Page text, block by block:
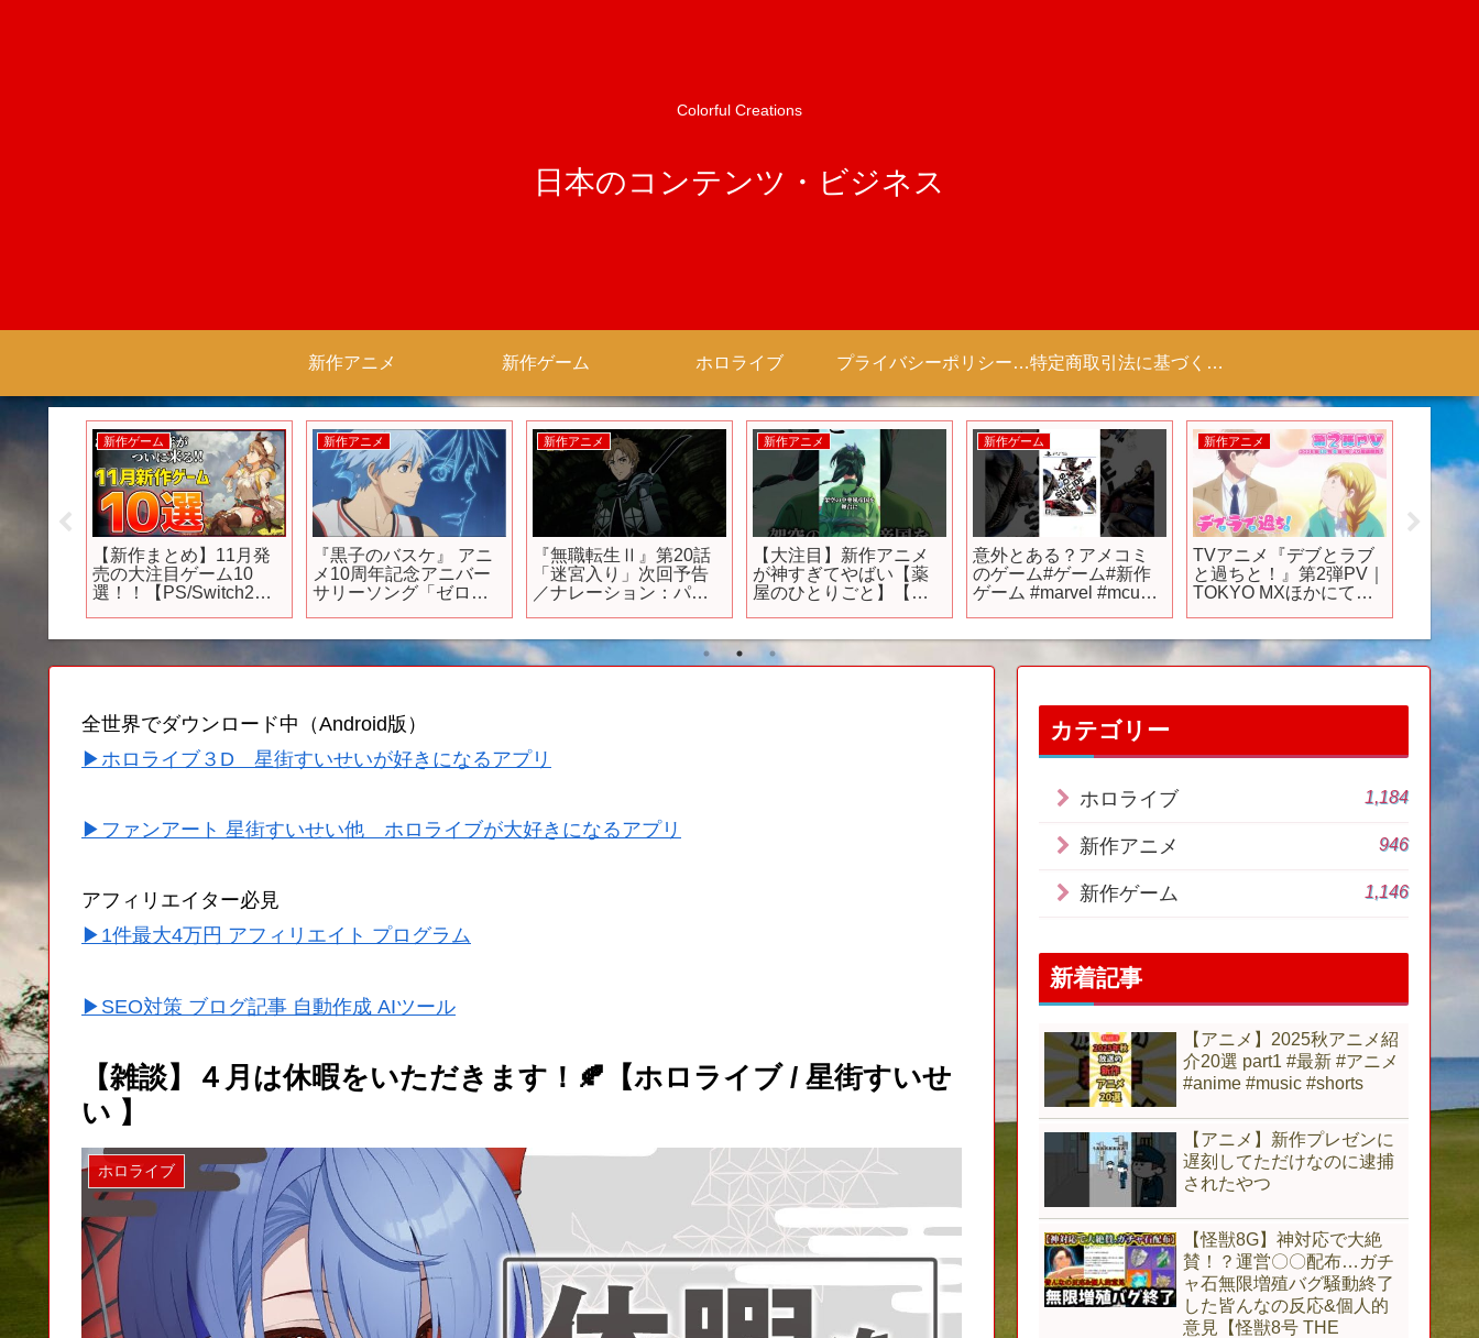
Colorful Creations
日本のコンテンツ・ビジネス
新作アニメ 新作ゲーム ホロライブ プライバシーポリシー 【Colorful Creation】 特定商取引法に基づく表記（商取引に関する開示）
新作ゲーム
【新作まとめ】11月発
売の大注目ゲーム10
選！！【PS/Switch2】
新作アニメ
『黒子のバスケ』 アニ
メ10周年記念アニバー
サリーソング「ゼロス
ビデオshort ver.
新作アニメ
『無職転生Ⅱ』第20話
「迷宮入り」次回予告
／ナレーション：パウ
新作アニメ
【大注目】新作アニメ
が神すぎてやばい【薬
屋のひとりごと】【推
メ】#shorts
新作ゲーム
意外とある？アメコミ
のゲーム#ゲーム#新作
ゲーム #marvel #mcu
新作アニメ
TVアニメ『デブとラブ
と過ちと！』第2弾PV｜
TOKYO MXほかにて
スにて配信開始！
め #fyp
全世界でダウンロード中（Android版）
▶ホロライブ３D 星街すいせいが好きになるアプリ
▶ファンアート 星街すいせい他 ホロライブが大好きになるアプリ
アフィリエイター必見
▶1件最大4万円 アフィリエイト プログラム
▶SEO対策 ブログ記事 自動作成 AIツール
【雑談】４月は休暇をいただきます！🍂【ホロライブ / 星街すいせ
い 】
ホロライブ
カテゴリー
ホロライブ 1,184
新作アニメ 946
新作ゲーム 1,146
新着記事
【アニメ】2025秋アニメ紹
介20選 part1 #最新 #アニメ
#anime #music #shorts
【アニメ】新作プレゼンに
遅刻してただけなのに逮捕
されたやつ
【怪獣8G】神対応で大絶
賛！？運営〇〇配布…ガチ
ャ石無限増殖バグ騒動終了
した皆んなの反応&個人的
意見【怪獣8号 THE